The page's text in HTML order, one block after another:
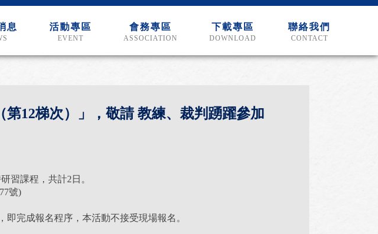
息 活動專區
EVENT
會務專區
ASSOCIATION
下載專區
DOWNLOAD
聯絡我們
CONTACT
12梯次）」，敬請 教練、裁判踴躍參加
習課程，共計2日。
號)
完成報名程序，本活動不接受現場報名。